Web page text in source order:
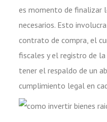
es momento de finalizar
necesarios. Esto
contrato de compra, el
fiscales y el registro de la
tener el respaldo de un
cumplimiento legal en